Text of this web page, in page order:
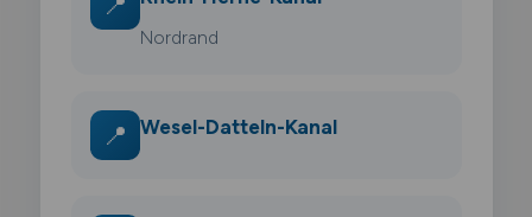
Nordrand
📍 Wesel-Datteln-Kanal